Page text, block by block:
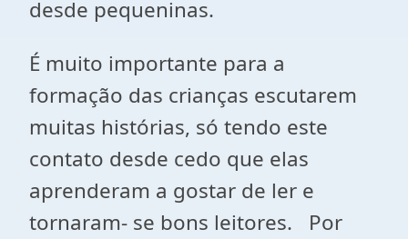
desde pequeninas.
É muito importante para a
formação das crianças escutarem
muitas histórias, só tendo este
contato desde cedo que elas
aprenderam a gostar de ler e
tornaram- se bons leitores. Por